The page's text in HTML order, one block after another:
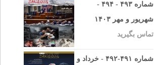
شماره ۴۹۳ - ۴۹۴ -
شهریور و مهر ۱۴۰۳
تماس بگیرید
شماره ۴۹۱-۴۹۲ - خرداد و